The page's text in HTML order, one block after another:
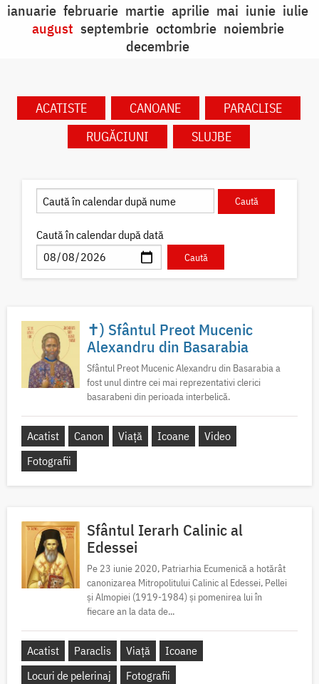
ianuarie februarie martie aprilie mai iunie iulie
august septembrie octombrie noiembrie
decembrie
ACATISTE CANOANE
PARACLISE
RUGĂCIUNI
SLUJBE
Caută în calendar după dată
✝) Sfântul Preot Mucenic
Alexandru din Basarabia
Sfântul Preot Mucenic Alexandru din Basarabia a
fost unul dintre cei mai reprezentativi clerici
basarabeni din perioada interbelică.
Acatist Canon Viață Icoane
Video
Fotografii
Sfântul Ierarh Calinic al
Edessei
Pe 23 iunie 2020, Patriarhia Ecumenică a hotărât
canonizarea Mitropolitului Calinic al Edessei, Pellei
și Almopiei (1919-1984) și pomenirea lui în
fiecare an la data de...
Acatist Paraclis Viață
Icoane
Locuri de pelerinaj
Fotografii